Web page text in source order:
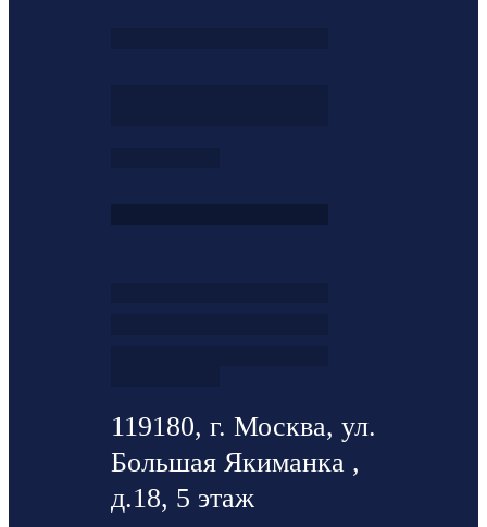
119180, г. Москва, ул.
Большая Якиманка ,
д.18, 5 этаж